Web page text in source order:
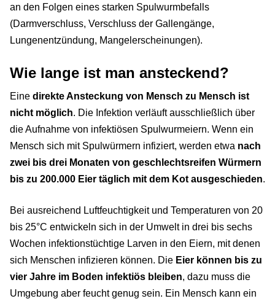
an den Folgen eines starken Spulwurmbefalls
(Darmverschluss, Verschluss der Gallengänge,
Lungenentzündung, Mangelerscheinungen).
Wie lange ist man ansteckend?
Eine direkte Ansteckung von Mensch zu Mensch ist
nicht möglich. Die Infektion verläuft ausschließlich über
die Aufnahme von infektiösen Spulwurmeiern. Wenn ein
Mensch sich mit Spulwürmern infiziert, werden etwa nach
zwei bis drei Monaten von geschlechtsreifen Würmern
bis zu 200.000 Eier täglich mit dem Kot ausgeschieden.
Bei ausreichend Luftfeuchtigkeit und Temperaturen von 20
bis 25°C entwickeln sich in der Umwelt in drei bis sechs
Wochen infektionstüchtige Larven in den Eiern, mit denen
sich Menschen infizieren können. Die Eier können bis zu
vier Jahre im Boden infektiös bleiben, dazu muss die
Umgebung aber feucht genug sein. Ein Mensch kann ein